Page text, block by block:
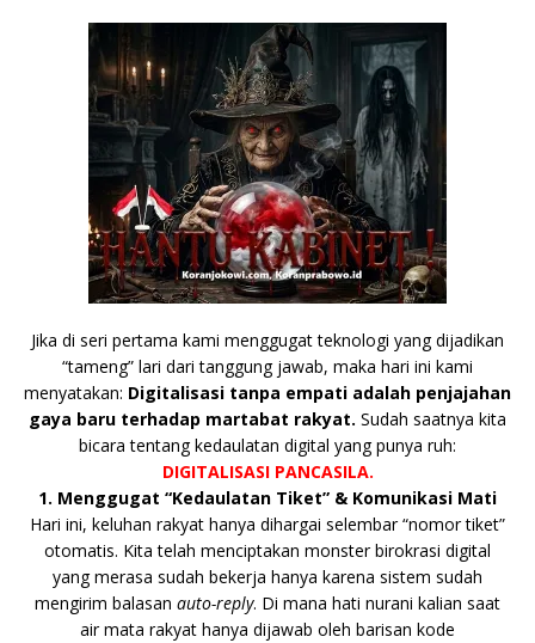
o
o
k
p
p
n
k
Jika di seri pertama kami menggugat teknologi yang dijadikan
“tameng” lari dari tanggung jawab, maka hari ini kami
menyatakan: Digitalisasi tanpa empati adalah penjajahan
gaya baru terhadap martabat rakyat. Sudah saatnya kita
bicara tentang kedaulatan digital yang punya ruh:
DIGITALISASI PANCASILA.
1. Menggugat “Kedaulatan Tiket” & Komunikasi Mati
Hari ini, keluhan rakyat hanya dihargai selembar “nomor tiket”
otomatis. Kita telah menciptakan monster birokrasi digital
yang merasa sudah bekerja hanya karena sistem sudah
mengirim balasan auto-reply. Di mana hati nurani kalian saat
air mata rakyat hanya dijawab oleh barisan kode